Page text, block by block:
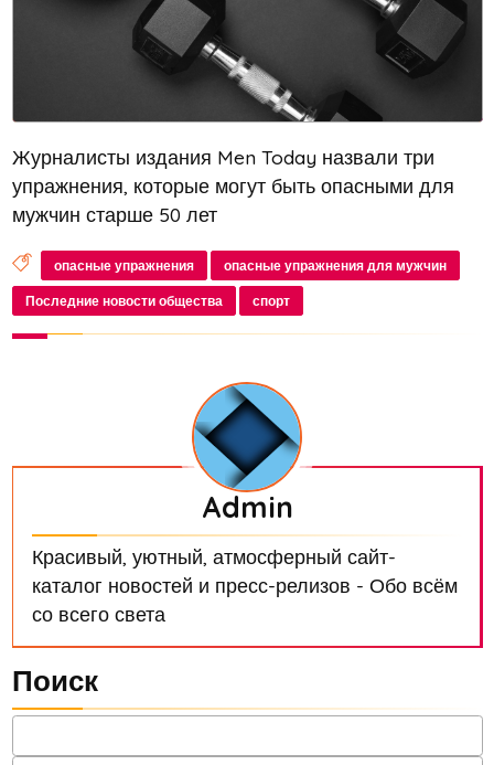
Журналисты издания Men Today назвали три
упражнения, которые могут быть опасными для
мужчин старше 50 лет
опасные упражнения опасные упражнения для мужчин
Последние новости общества спорт
Admin
Красивый, уютный, атмосферный сайт-
каталог новостей и пресс-релизов - Обо всём
со всего света
Поиск